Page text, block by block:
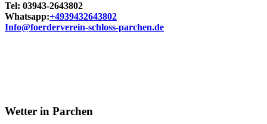
Tel: 03943-2643802
Whatsapp:+4939432643802
Info@foerderverein-schloss-parchen.de
Wetter in Parchen